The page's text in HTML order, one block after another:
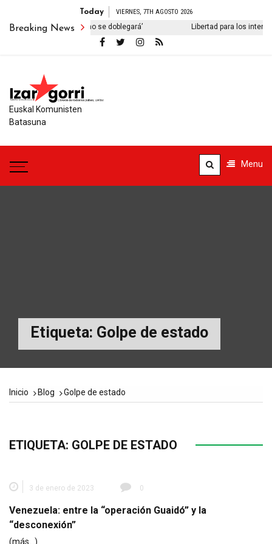
Today VIERNES, 7TH AGOSTO 2026
Breaking News
‘El viejo pueblo iraní no se doblegará’ Libertad para los
Euskal Komunisten
Batasuna
Menu
Etiqueta: Golpe de estado
Inicio Blog Golpe de estado
ETIQUETA: GOLPE DE ESTADO
3 de enero de 2023 0
Venezuela: entre la “operación Guaidó” y la
“desconexión”
(más…)